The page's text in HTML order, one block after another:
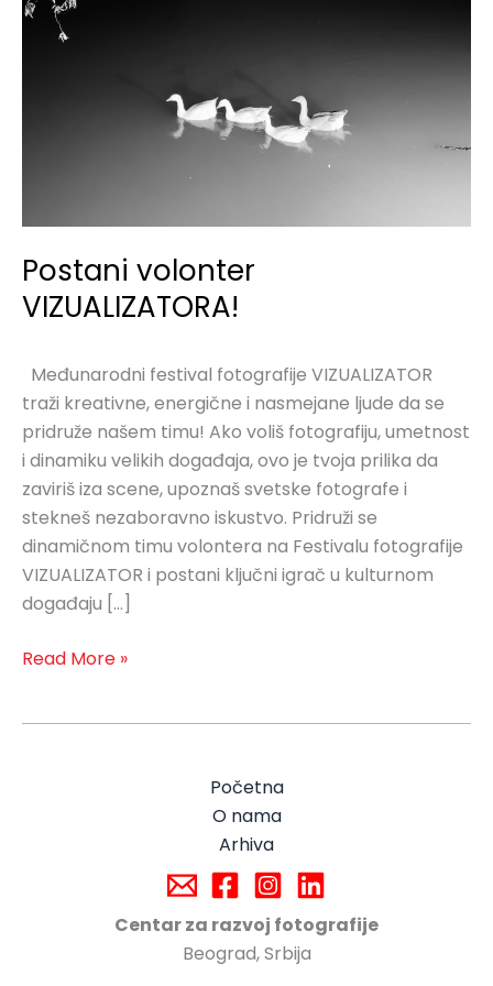
Postani volonter
VIZUALIZATORA!
Međunarodni festival fotografije VIZUALIZATOR
traži kreativne, energične i nasmejane ljude da se
pridruže našem timu! Ako voliš fotografiju, umetnost
i dinamiku velikih događaja, ovo je tvoja prilika da
zaviriš iza scene, upoznaš svetske fotografe i
stekneš nezaboravno iskustvo. Pridruži se
dinamičnom timu volontera na Festivalu fotografije
VIZUALIZATOR i postani ključni igrač u kulturnom
događaju […]
Read More »
Početna
O nama
Arhiva
Centar za razvoj fotografije
Beograd, Srbija